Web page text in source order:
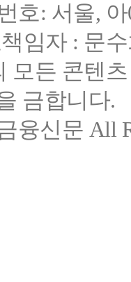
호: 서울,
임자 : 문
모든 콘텐
금합니다.
융신문 All